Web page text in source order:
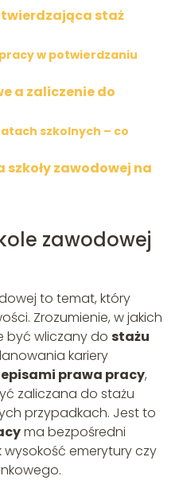
staż
w potwierdzaniu
a zaliczenie do
szkolnych – co
szkoły zawodowej na
zawodowej
to temat, który
Zrozumienie, w jakich
być wliczany do stażu
kariery
prawa pracy,
zaliczana do stażu
przypadkach. Jest to
ma bezpośredni
wysokość emerytury czy